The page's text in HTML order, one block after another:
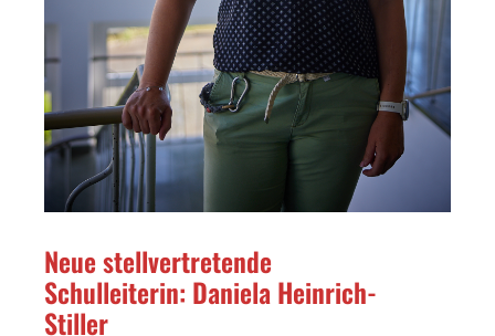
Neue stellvertretende
Schulleiterin: Daniela Heinrich-
Stiller